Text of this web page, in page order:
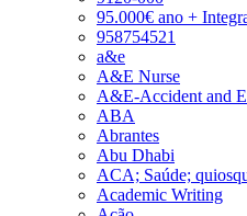
95.000€ ano +
958754521
a&e
A&E Nurse
A&E-Accident and
ABA
Abrantes
Abu Dhabi
ACA; Saúde;
Academic Writing